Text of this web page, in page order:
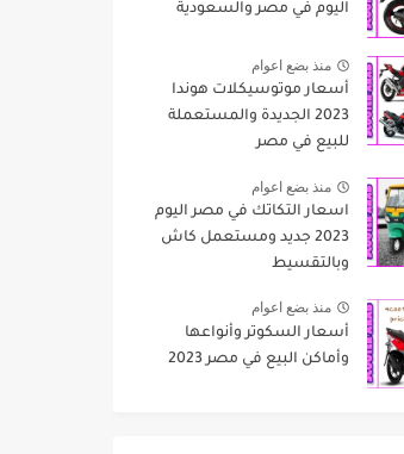
اليوم في مصر والسعودية
منذ بضع اعوام
أسعار موتوسيكلات هوندا
2023 الجديدة والمستعملة
للبيع في مصر
منذ بضع اعوام
اسعار التكاتك في مصر اليوم
2023 جديد ومستعمل كاش
وبالتقسيط
منذ بضع اعوام
أسعار السكوتر وأنواعها
وأماكن البيع في مصر 2023